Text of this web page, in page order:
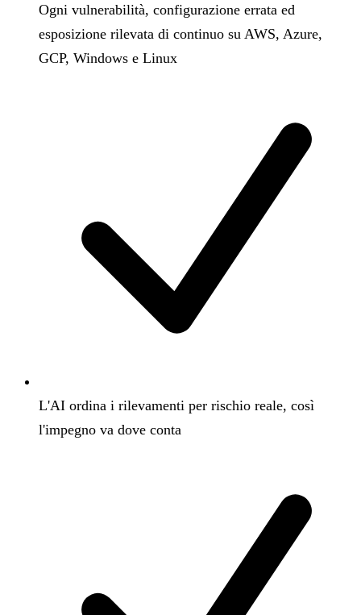
Ogni vulnerabilità, configurazione errata ed
esposizione rilevata di continuo su AWS, Azure,
GCP, Windows e Linux
L'AI ordina i rilevamenti per rischio reale, così
l'impegno va dove conta